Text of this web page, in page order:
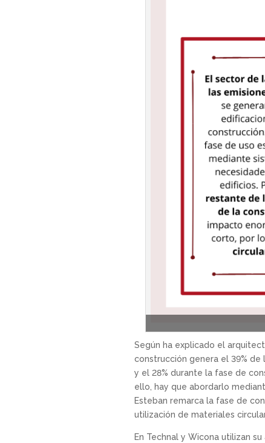
Según ha explicado el
construcción genera el 39% de
y el 28% durante la fase de
ello, hay que abordarlo
Esteban remarca la fase de
utilización de materiales
En Technal y Wicona utilizan